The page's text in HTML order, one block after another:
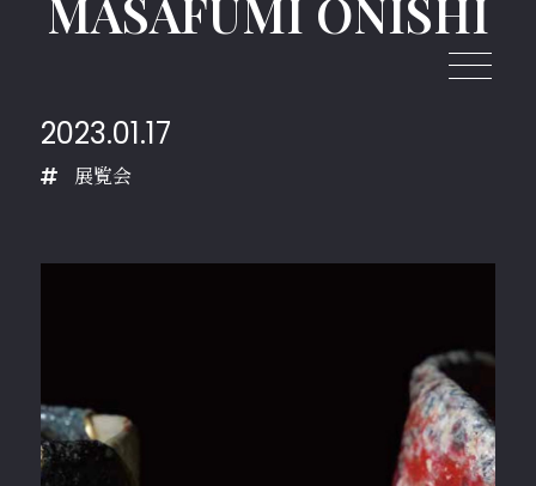
MASAFUMI ONISHI
2023.01.17
展覧会